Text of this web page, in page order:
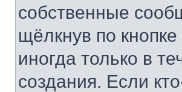
собственные
щёлкнув по кнопке
иногда только в
создания. Если